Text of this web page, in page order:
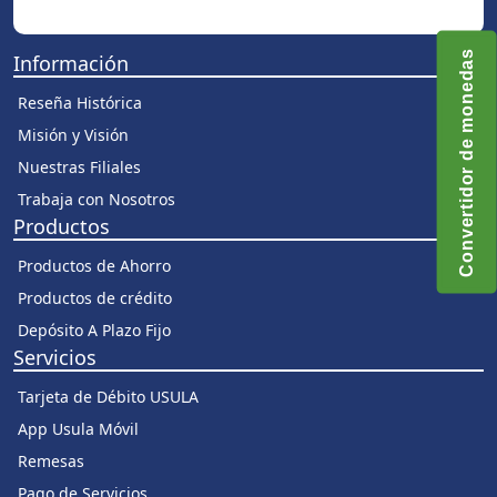
Información
Reseña Histórica
Misión y Visión
Nuestras Filiales
Trabaja con Nosotros
Productos
Productos de Ahorro
Productos de crédito
Depósito A Plazo Fijo
Servicios
Tarjeta de Débito USULA
App Usula Móvil
Remesas
Convertidor de monedas